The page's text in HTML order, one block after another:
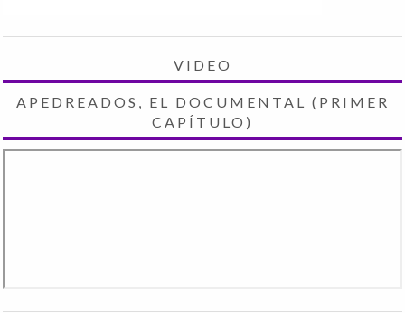
VIDEO
APEDREADOS, EL DOCUMENTAL (PRIMER
CAPÍTULO)